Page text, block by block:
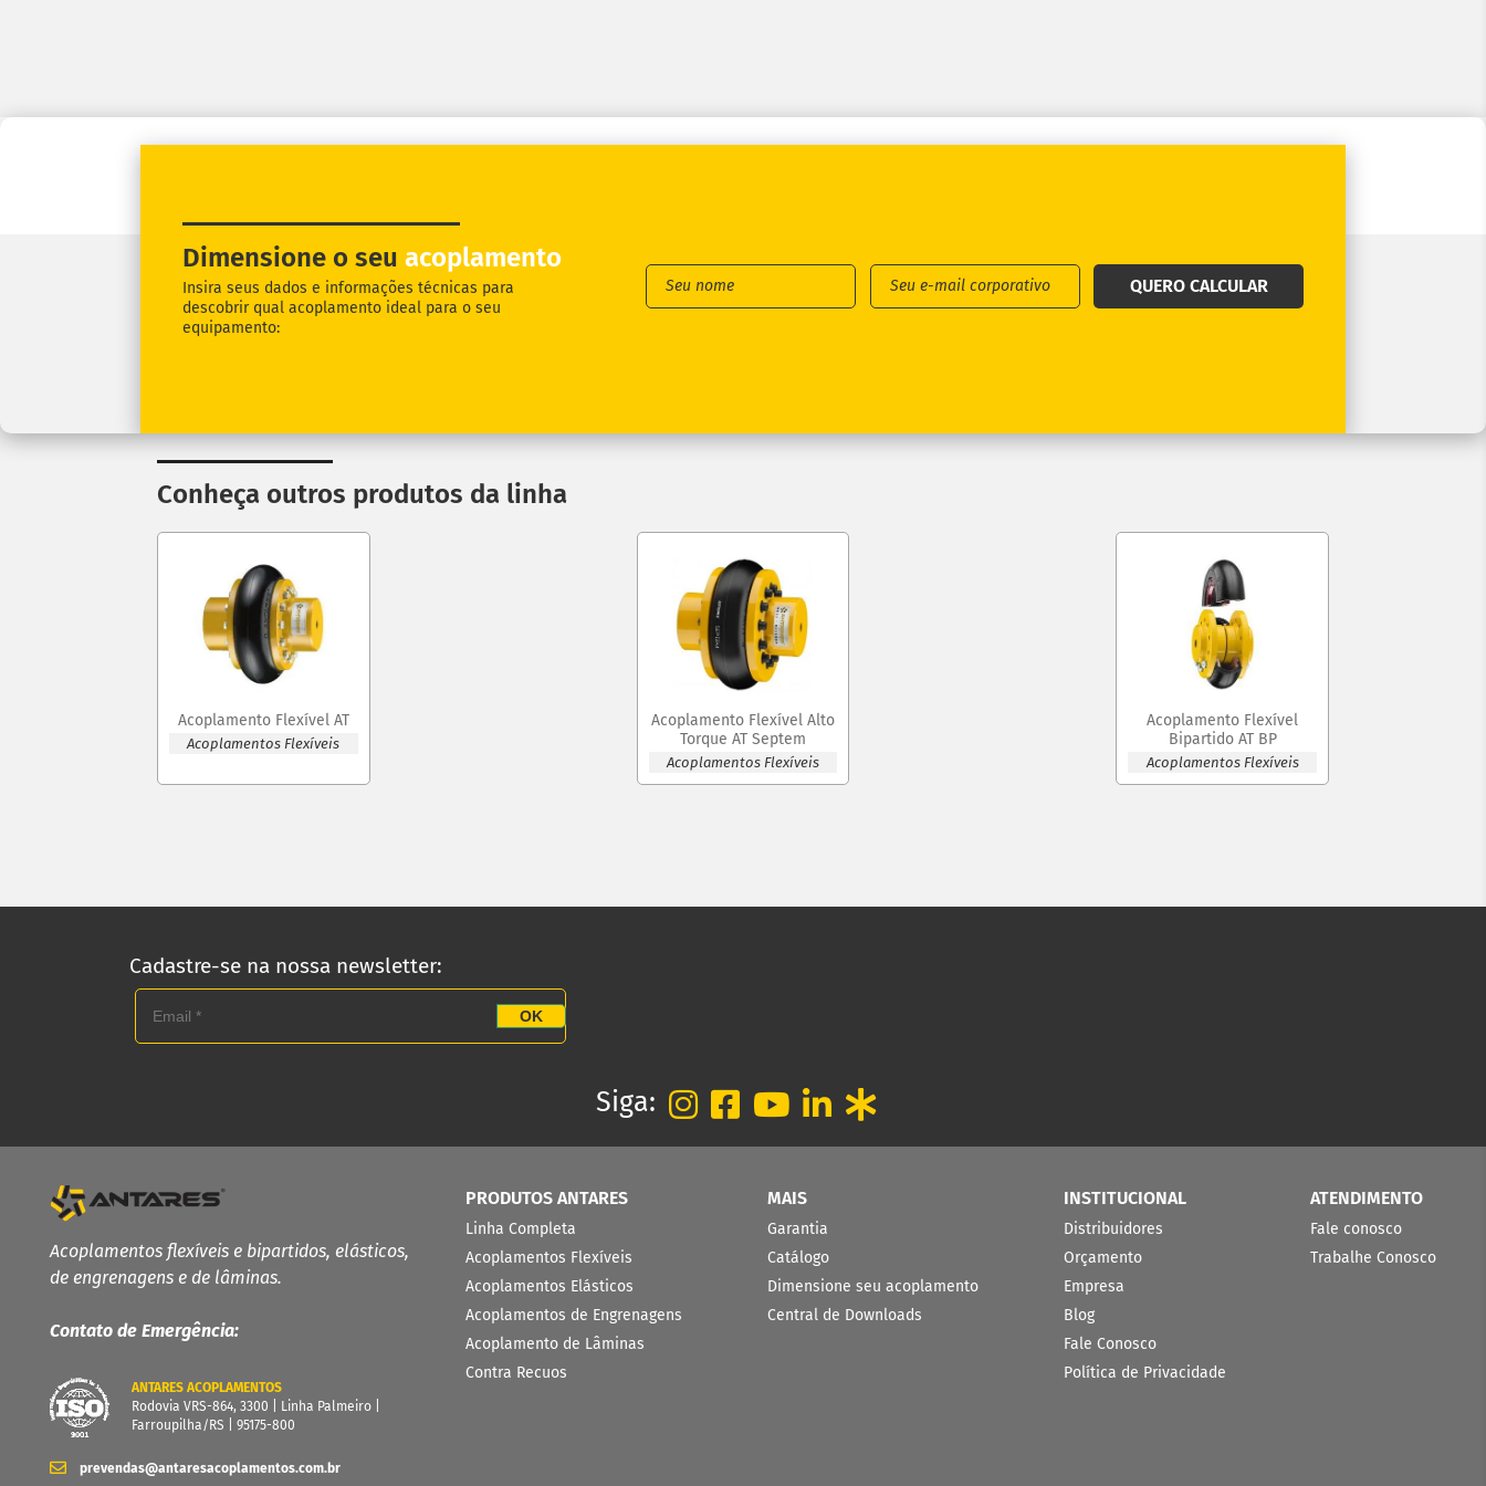
Dimensione o seu acoplamento
Insira seus dados e informações técnicas para
descobrir qual acoplamento ideal para o seu
equipamento:
QUERO CALCULAR
Conheça outros produtos da linha
Acoplamento Flexível AT
Acoplamentos Flexíveis
Acoplamento Flexível Alto
Torque AT Septem
Acoplamentos Flexíveis
Acoplamento Flexível
Bipartido AT BP
Acoplamentos Flexíveis
Cadastre-se na nossa newsletter:
OK
Siga:
Acoplamentos flexíveis e bipartidos, elásticos,
de engrenagens e de lâminas.
Contato de Emergência:
ANTARES ACOPLAMENTOS
Rodovia VRS-864, 3300 | Linha Palmeiro |
Farroupilha/RS | 95175-800
prevendas@antaresacoplamentos.com.br
PRODUTOS ANTARES
Linha Completa
Acoplamentos Flexíveis
Acoplamentos Elásticos
Acoplamentos de Engrenagens
Acoplamento de Lâminas
Contra Recuos
MAIS
Garantia
Catálogo
Dimensione seu acoplamento
Central de Downloads
INSTITUCIONAL
Distribuidores
Orçamento
Empresa
Blog
Fale Conosco
Política de Privacidade
ATENDIMENTO
Fale conosco
Trabalhe Conosco